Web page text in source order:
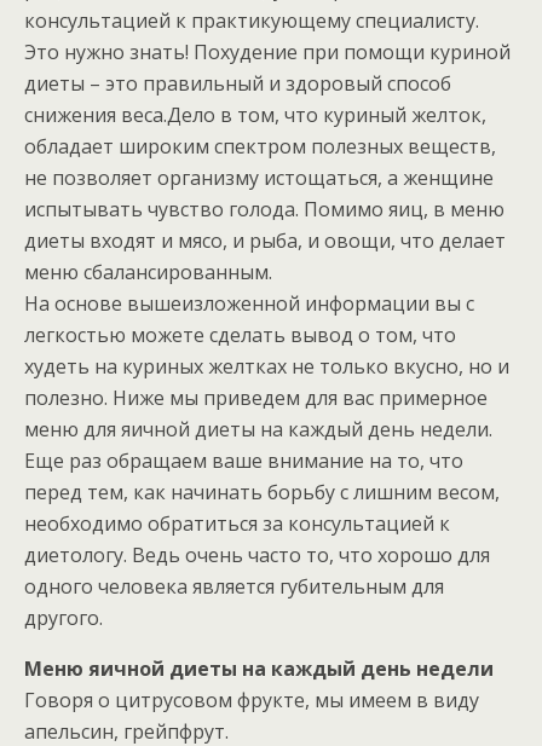
консультацией к практикующему специалисту.
Это нужно знать! Похудение при помощи куриной
диеты – это правильный и здоровый способ
снижения веса.Дело в том, что куриный желток,
обладает широким спектром полезных веществ,
не позволяет организму истощаться, а женщине
испытывать чувство голода. Помимо яиц, в меню
диеты входят и мясо, и рыба, и овощи, что делает
меню сбалансированным.
На основе вышеизложенной информации вы с
легкостью можете сделать вывод о том, что
худеть на куриных желтках не только вкусно, но и
полезно. Ниже мы приведем для вас примерное
меню для яичной диеты на каждый день недели.
Еще раз обращаем ваше внимание на то, что
перед тем, как начинать борьбу с лишним весом,
необходимо обратиться за консультацией к
диетологу. Ведь очень часто то, что хорошо для
одного человека является губительным для
другого.
Меню яичной диеты на каждый день недели
Говоря о цитрусовом фрукте, мы имеем в виду
апельсин, грейпфрут.